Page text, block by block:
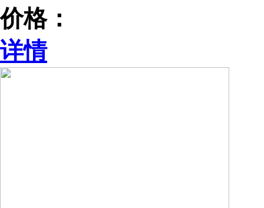
价格：
详情